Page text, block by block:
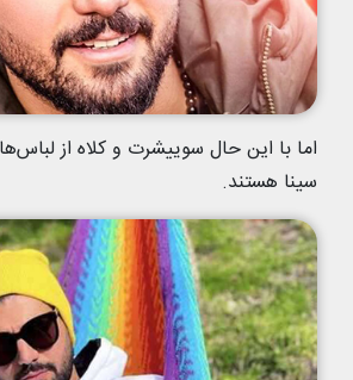
اما با این حال سوییشرت و کلاه از
سینا هستند.